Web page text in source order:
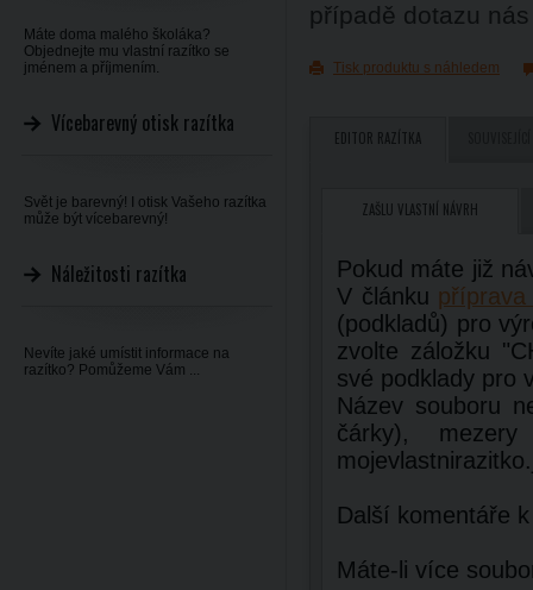
případě dotazu
Tisk produktu s náhledem
EDITOR RAZÍTKA
ZAŠLU VLASTNÍ NÁVRH
Pokud máte již
V článku
(podkladů) pro
zvolte záložku
své podklady pro
Název souboru
čárky),
Další komentáře
Máte-li více
Máte doma malého školáka?
Objednejte mu vlastní razítko se
jménem a příjmením.
Vícebarevný otisk razítka
Svět je barevný! I otisk Vašeho razítka
může být vícebarevný!
Náležitosti razítka
Nevíte jaké umístit informace na
razítko? Pomůžeme Vám ...